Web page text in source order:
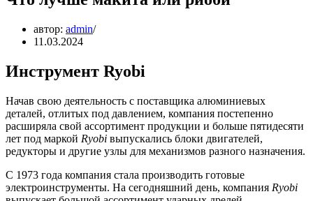
автор: admin
11.03.2024
Инструмент Ryobi
Начав свою деятельность с поставщика алюминиевых
деталей, отлитых под давлением, компания постепенно
расширяла свой ассортимент продукции и больше пятидесяти
лет под маркой Ryobi выпускались блоки двигателей,
редукторы и другие узлы для механизмов разного назначения.
С 1973 года компания стала производить готовые
электроинструменты. На сегодняшний день, компания Ryobi